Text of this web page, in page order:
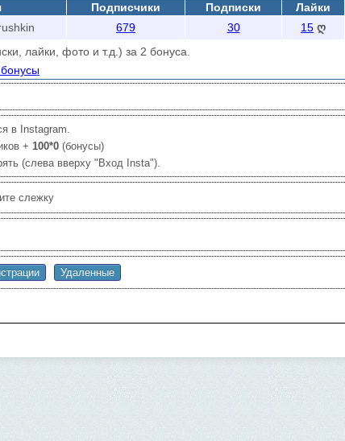
Подписчики Подписки
Лайки
679 30 15 ღ
лайки, фото и т.д.) за 2 бонуса.
бонусы
в Instagram.
+ 100*0 (бонусы)
(слева вверху "Вход Insta").
слежку